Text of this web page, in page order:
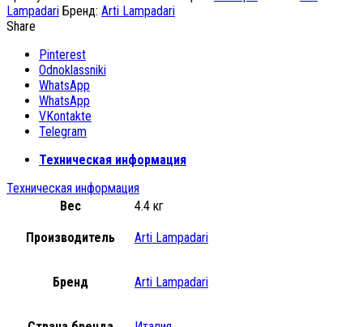
Lampadari Бренд: Arti Lampadari
Share
Pinterest
Odnoklassniki
WhatsApp
WhatsApp
VKontakte
Telegram
Техническая информация
Техническая информация
Вес
4.4 кг
Производитель Arti Lampadari
Бренд Arti Lampadari